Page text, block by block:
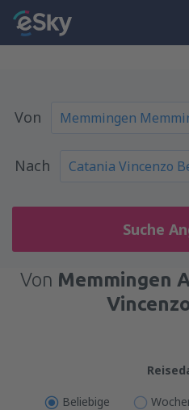
Von
Nach
Suche
Von Memmingen
Beliebige